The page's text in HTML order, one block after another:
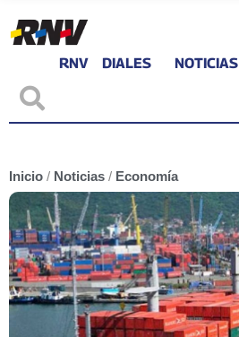
RNV DIALES NOTICIAS
Inicio / Noticias / Economía